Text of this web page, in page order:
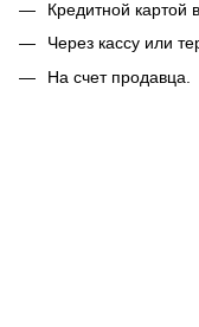
Кредитной картой
Через кассу или
На счет продавца.